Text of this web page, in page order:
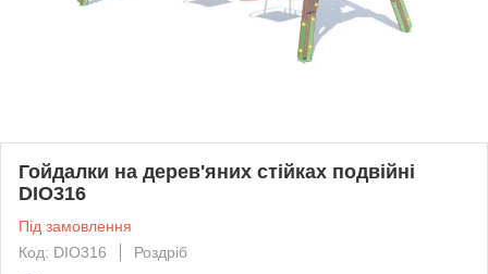
Гойдалки на дерев'яних стійках подвійні
DIO316
Під замовлення
Код: DIO316
Роздріб